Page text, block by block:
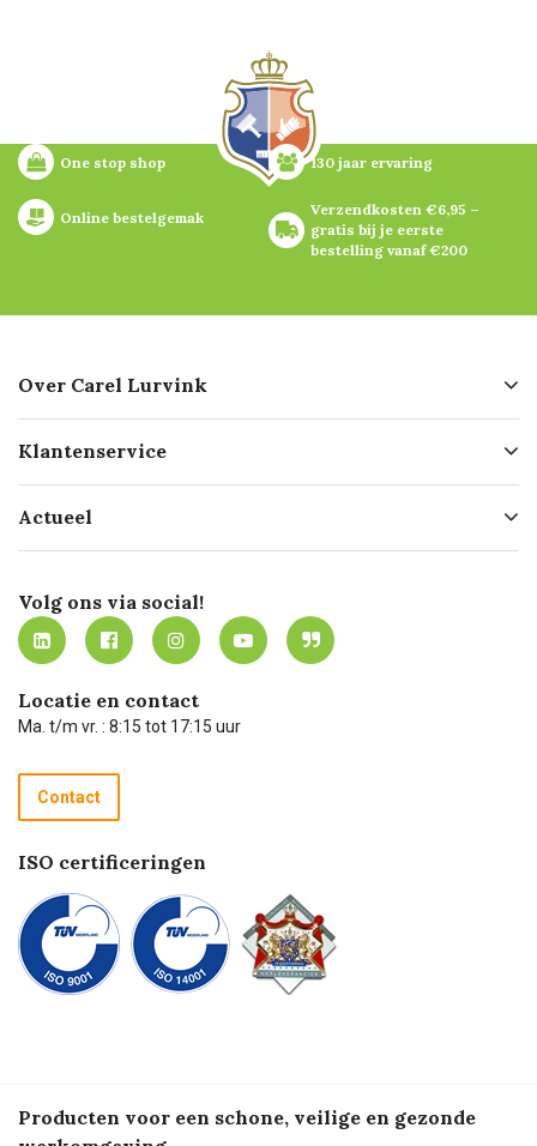
One stop shop 130 jaar ervaring
Online bestelgemak
Verzendkosten €6,95 –
gratis bij je eerste
bestelling vanaf €200
Over Carel Lurvink
Geschiedenis
Missie
Werken bij Carel Lurvink
MVO
Klantenservice
Bezorgen
Mijn Carel Lurvink
Mijn Carel Lurvink instructievideo's
Carel Lurvink App
Hulp op afstand
Technische dienst
Recycle programma
Betalen
Actueel
Innovation LAB
Tevreden klanten
Carel Lurvink Blog
Carel de podcast
Volg ons via social!
Locatie en contact
Ma. t/m vr. : 8:15 tot 17:15 uur
Contact
ISO certificeringen
Producten voor een schone, veilige en gezonde